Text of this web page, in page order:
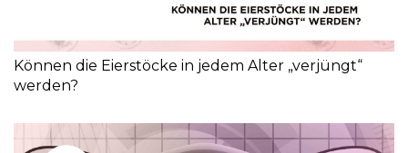
Können die Eierstöcke in jedem Alter „verjüngt“
werden?